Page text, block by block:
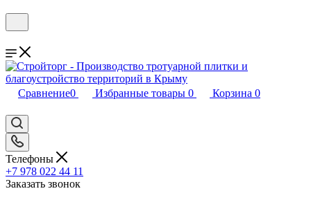
Сравнение0 Избранные товары 0 Корзина 0
Телефоны
+7 978 022 44 11
Заказать звонок